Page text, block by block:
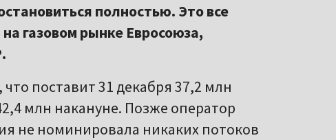
полностью. Это все
газовом рынке Евросоюза,
поставит 31 декабря 37,2 млн
млн накануне. Позже оператор
не номинировала никаких потоков